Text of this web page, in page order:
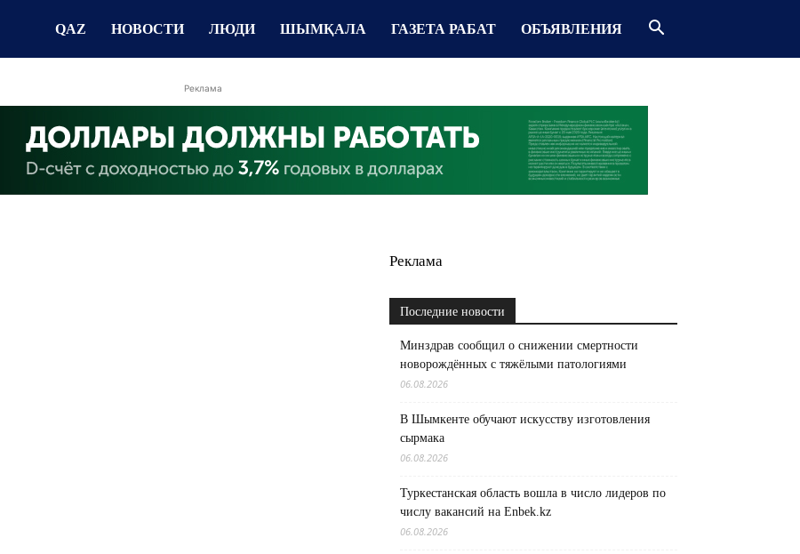
QAZ НОВОСТИ ЛЮДИ ШЫМҚАЛА ГАЗЕТА РАБАТ ОБЪЯВЛЕНИЯ
Реклама
Реклама
Последние новости
Минздрав сообщил о снижении смертности
новорождённых с тяжёлыми патологиями
06.08.2026
В Шымкенте обучают искусству изготовления
сырмака
06.08.2026
Туркестанская область вошла в число лидеров по
числу вакансий на Enbek.kz
06.08.2026